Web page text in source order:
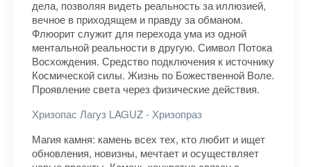
дела, позволяя видеть реальность за иллюзией,
вечное в приходящем и правду за обманом.
Флюорит служит для перехода ума из одной
ментальной реальности в другую. Символ Потока
Восхождения. Средство подключения к источнику
Космической силы. Жизнь по Божественной Воле.
Проявление света через физические действия.
Хризопас Лагуз LAGUZ - Хризопраз
Магия камня: камень всех тех, кто любит и ищет
обновления, новизны, мечтает и осуществляет